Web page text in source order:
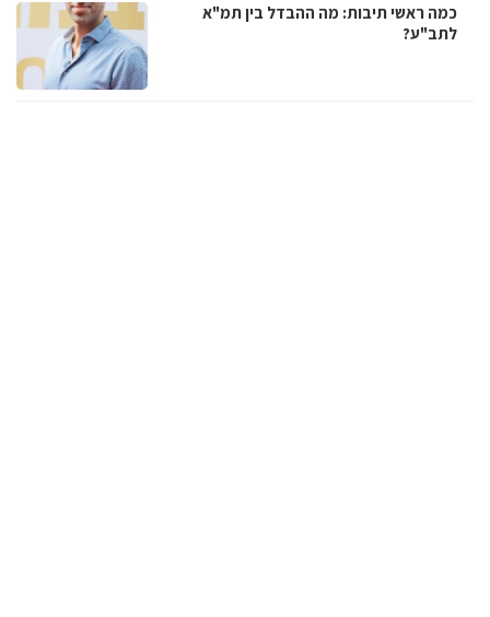
כמה ראשי תיבות: מה ההבדל בין תמ"א
לתב"ע?